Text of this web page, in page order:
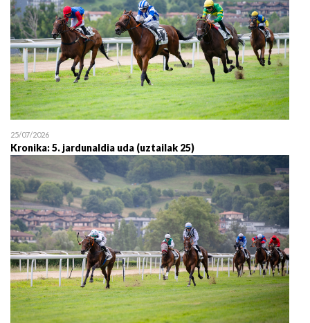
25/07/2026
Kronika: 5. jardunaldia uda (uztailak 25)